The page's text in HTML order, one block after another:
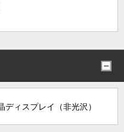
ディスプレイ（非光沢）